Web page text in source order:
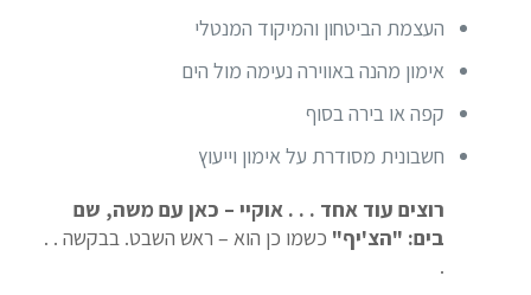
העצמת הביטחון והמיקוד המנטלי
אימון מהנה באווירה נעימה מול הים
קפה או בירה בסוף
חשבונית מסודרת על אימון וייעוץ
רוצים עוד אחד . . . אוקיי – כאן עם משה, שם
בים: "הצ'יף" כשמו כן הוא – ראש השבט. בבקשה . .
.